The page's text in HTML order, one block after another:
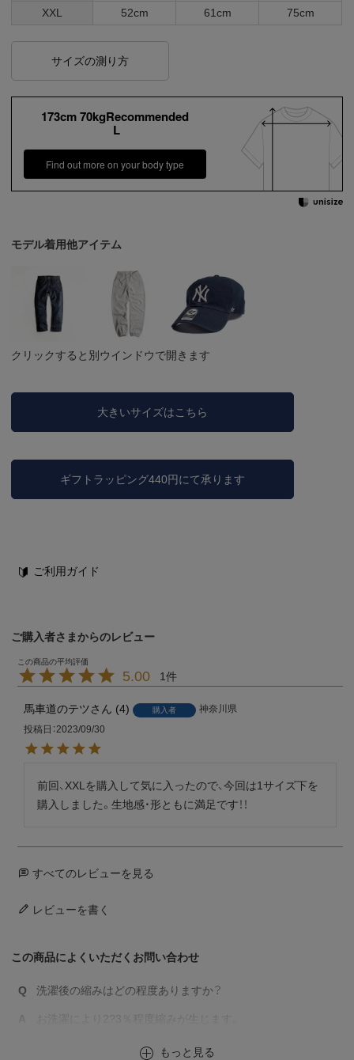
XXL 52cm 61cm 75cm
サイズの測り方
173cm 70kgRecommended
L
Find out more on your body type
モデル着用他アイテム
クリックすると別ウインドウで開きます
大きいサイズはこちら
ギフトラッピング440円にて承ります
ご利用ガイド
ご購入者さまからのレビュー
5.00 1
馬車道のテツ 4 購入者
神奈川県
投稿日 2023/09/30
前回、XXLを購入して気に入ったので、今回は1サイズ下を
購入しました。生地感・形ともに満足です！！
すべてのレビューを見る
レビューを書く
この商品によくいただくお問い合わせ
Q 洗濯後の縮みはどの程度ありますか？
A お洗濯により2?3％程度縮みが生じます。
もっと見る